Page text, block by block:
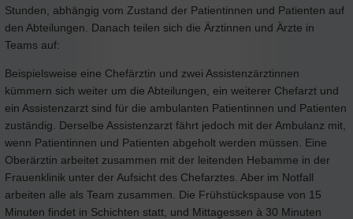
Stunden, abhängig vom Zustand der Patientinnen und Patienten auf
den Abteilungen. Danach teilen sich die Ärztinnen und Ärzte in
Teams auf:
Beispielsweise eine Chefärztin und zwei Assistenzärztinnen
kümmern sich weiter um die Abteilungen, ein weiterer Chefarzt und
ein Assistenzarzt sind für die ambulanten Patientinnen und Patienten
zuständig. Derselbe Assistenzarzt fährt jedoch mit der Ambulanz mit,
wenn Patientinnen und Patienten abgeholt werden müssen. Eine
Oberärztin arbeitet zusammen mit der leitenden Hebamme in der
Frauenklinik unter der Aufsicht des Chefarztes. Aber im Notfall
arbeiten alle als Team zusammen. Die Frühstückspause von 15
Minuten findet in Schichten statt, und Mittagessen à 30 Minuten